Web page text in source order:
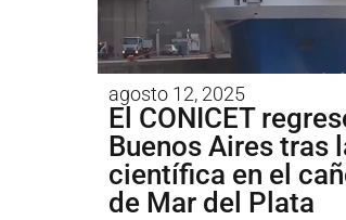
agosto 12, 2025
El CONICET
Buenos Aires tras
científica en el
de Mar del Plata